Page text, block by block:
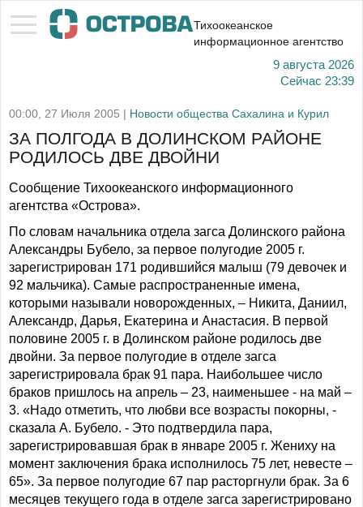
Тихоокеанское
информационное агентство
9 августа 2026
Сейчас 23:39
00:00, 27 Июля 2005 | Новости общества Сахалина и Курил
ЗА ПОЛГОДА В ДОЛИНСКОМ РАЙОНЕ
РОДИЛОСЬ ДВЕ ДВОЙНИ
Сообщение Тихоокеанского информационного
агентства «Острова».
По словам начальника отдела загса Долинского района
Александры Бубело, за первое полугодие 2005 г.
зарегистрирован 171 родившийся малыш (79 девочек и
92 мальчика). Самые распространенные имена,
которыми называли новорожденных, – Никита, Даниил,
Александр, Дарья, Екатерина и Анастасия. В первой
половине 2005 г. в Долинском районе родилось две
двойни. За первое полугодие в отделе загса
зарегистрировала брак 91 пара. Наибольшее число
браков пришлось на апрель – 23, наименьшее - на май –
3. «Надо отметить, что любви все возрасты покорны, -
сказала А. Бубело. - Это подтвердила пара,
зарегистрировавшая брак в январе 2005 г. Жениху на
момент заключения брака исполнилось 75 лет, невесте –
65». За первое полугодие 67 пар расторгнули брак. За 6
месяцев текущего года в отделе загса зарегистрировано